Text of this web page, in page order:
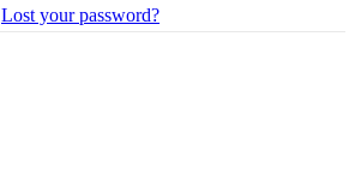
Lost your password?